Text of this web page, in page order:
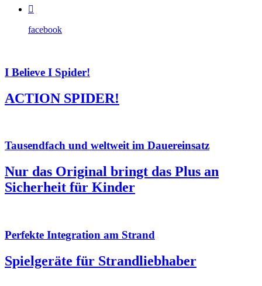

facebook
I Believe I Spider!
ACTION SPIDER!
Tausendfach und weltweit im Dauereinsatz
Nur das Original bringt das Plus an
Sicherheit für Kinder
Perfekte Integration am Strand
Spielgeräte für Strandliebhaber